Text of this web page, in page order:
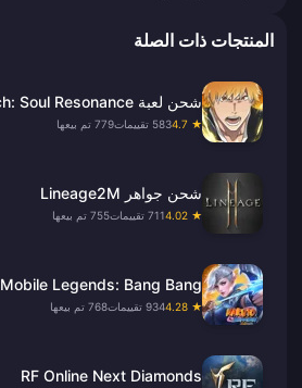
المنتجات ذات الصلة
شحن لعبة Bleach: Soul Resonance
★ 4.7 583 تقييمات 779 تم بيعها
شحن جواهر Lineage2M
★ 4.02 711 تقييمات 755 تم بيعها
Mobile Legends: Bang Bang
★ 4.28 934 تقييمات 768 تم بيعها
RF Online Next Diamonds